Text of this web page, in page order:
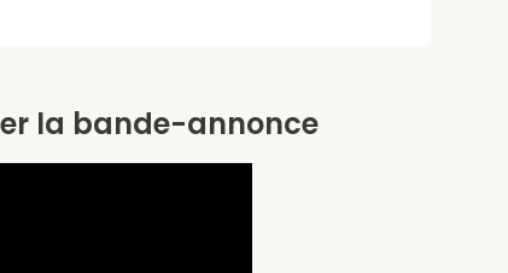
la bande-annonce